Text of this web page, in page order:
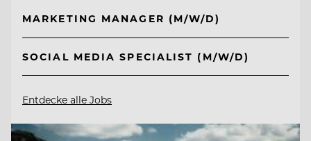
MARKETING MANAGER (M/W/D)
SOCIAL MEDIA SPECIALIST (M/W/D)
Entdecke alle Jobs